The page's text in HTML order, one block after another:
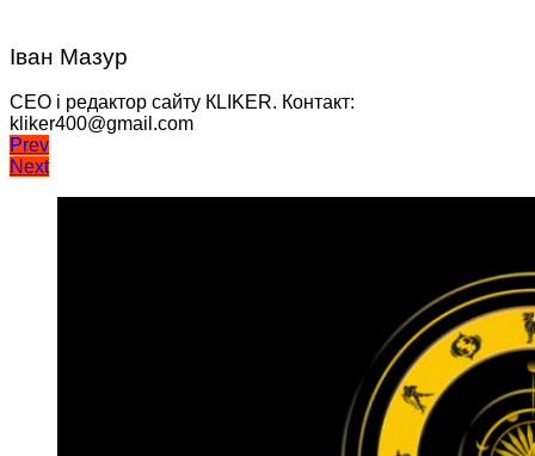
Іван Мазур
CEO і редактор сайту КLIKER. Контакт:
kliker400@gmail.com
Навігація
записів
Prev
Next